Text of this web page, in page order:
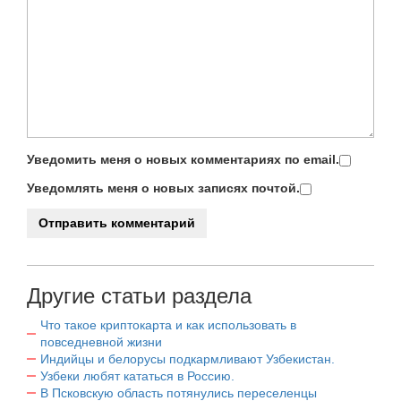
Уведомить меня о новых комментариях по email.
Уведомлять меня о новых записях почтой.
Другие статьи раздела
Что такое криптокарта и как использовать в
повседневной жизни
Индийцы и белорусы подкармливают Узбекистан.
Узбеки любят кататься в Россию.
В Псковскую область потянулись переселенцы